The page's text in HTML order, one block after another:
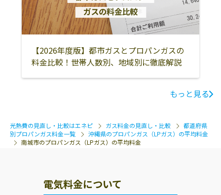
【2026年度版】都市ガスとプロパンガスの
料金比較！世帯人数別、地域別に徹底解説
もっと見る
光熱費の見直し・比較はエネピ ガス料金の見直し・比較
都道府県
別プロパンガス料金一覧
沖縄県のプロパンガス（LPガス）の平均料金
南城市のプロパンガス（LPガス）の平均料金
電気料金について